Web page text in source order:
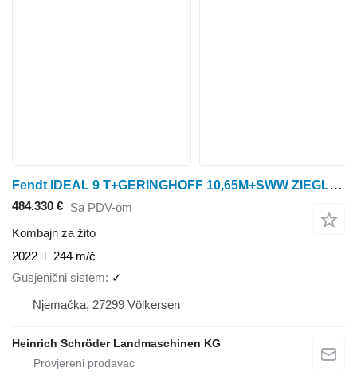
Fendt IDEAL 9 T+GERINGHOFF 10,65M+SWW ZIEGLER
484.330 € Sa PDV-om
Kombajn za žito
2022
244 m/č
Gusjenični sistem
✓
Njemačka, 27299 Völkersen
Heinrich Schröder Landmaschinen KG